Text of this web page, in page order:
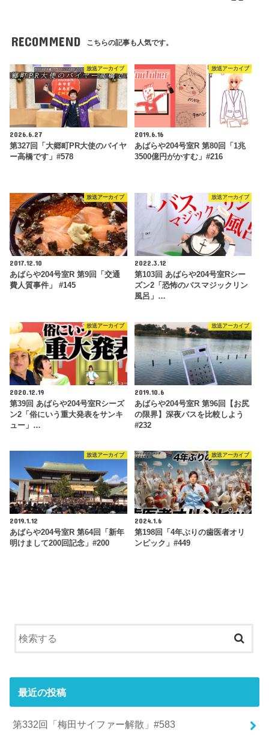
RECOMMEND こちらの記事も人気です。
放送アーカイブ
2026.6.27
第327回「大郷町PR大使のバイヤ
ー高橋です」#578
放送アーカイブ
2019.6.16
あばらや204号室R 第80回「1兆
3500億円がかすむ」#216
放送アーカイブ
2017.12.10
あばらや204号室R 第9回「交通
費人質事件」 #145
放送アーカイブ
2022.3.12
第103回 あばらや204号室Rシー
ズン2「恐怖のバスマジックリン
風呂」…
放送アーカイブ
2020.12.19
第39回 あばらや204号室Rシーズ
ン2「俗にいう重大発表をサンキ
ュー」…
放送アーカイブ
2019.10.6
あばらや204号室R 第96回【お尻
の限界】深夜バスを比較しよう
#232
放送アーカイブ
2019.1.12
あばらや204号室R 第64回「新年
明けまして200回記念」#200
放送アーカイブ
2024.1.6
第198回「4年ぶりの歯医者オリ
ンピック」#449
最近の投稿
第332回「梅田サイファー解散」#583